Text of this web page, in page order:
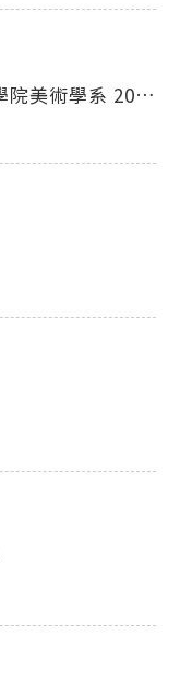
展覽︰《國立臺灣藝術大學美術學院美術學系 2022校慶美展複數形態 — 展覽實踐計劃》